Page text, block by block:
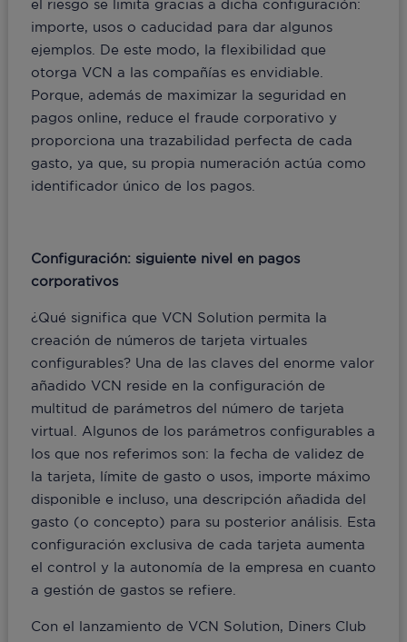
el riesgo se limita gracias a dicha configuración:
importe, usos o caducidad para dar algunos
ejemplos. De este modo, la flexibilidad que
otorga VCN a las compañías es envidiable.
Porque, además de maximizar la seguridad en
pagos online, reduce el fraude corporativo y
proporciona una trazabilidad perfecta de cada
gasto, ya que, su propia numeración actúa como
identificador único de los pagos.
Configuración: siguiente nivel en pagos
corporativos
¿Qué significa que VCN Solution permita la
creación de números de tarjeta virtuales
configurables? Una de las claves del enorme valor
añadido VCN reside en la configuración de
multitud de parámetros del número de tarjeta
virtual. Algunos de los parámetros configurables a
los que nos referimos son: la fecha de validez de
la tarjeta, límite de gasto o usos, importe máximo
disponible e incluso, una descripción añadida del
gasto (o concepto) para su posterior análisis. Esta
configuración exclusiva de cada tarjeta aumenta
el control y la autonomía de la empresa en cuanto
a gestión de gastos se refiere.
Con el lanzamiento de VCN Solution, Diners Club